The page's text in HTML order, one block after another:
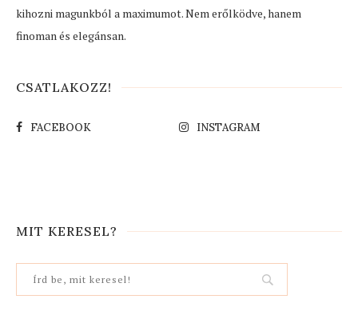
kihozni magunkból a maximumot. Nem erőlködve, hanem
finoman és elegánsan.
CSATLAKOZZ!
FACEBOOK INSTAGRAM
MIT KERESEL?